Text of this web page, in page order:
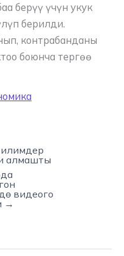
берүү үчүн укук
берилди.
контрабанданы
боюнча тергөө
алмашты
видеого
→